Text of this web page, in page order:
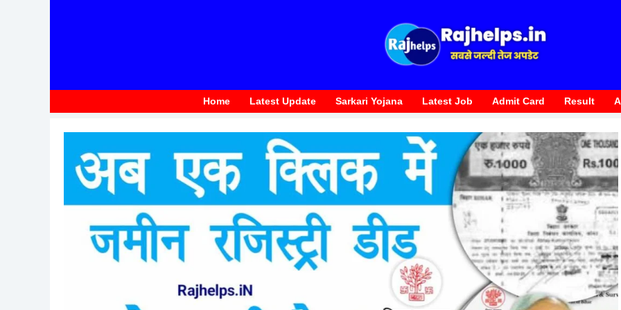
Home Latest Update Sarkari Yojana Latest Job Admit Card Result